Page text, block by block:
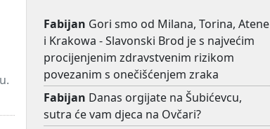
Fabijan Gori smo od Milana, Torina, Atene
i Krakowa - Slavonski Brod je s najvećim
procijenjenim zdravstvenim rizikom
povezanim s onečišćenjem zraka
Fabijan Danas orgijate na Šubićevcu,
sutra će vam djeca na Ovčari?